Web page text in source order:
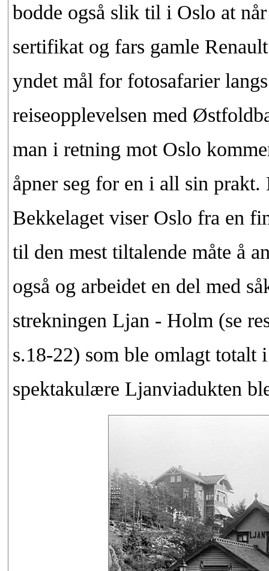
bodde også slik til i Oslo at
sertifikat og fars gamle
yndet mål for fotosafarier
reiseopplevelsen med
man i retning mot Oslo
åpner seg for en i all sin
Bekkelaget viser Oslo fra en
til den mest tiltalende måte å
også og arbeidet en del med
strekningen Ljan - Holm (se
s.18-22) som ble omlagt totalt
spektakulære Ljanviadukten